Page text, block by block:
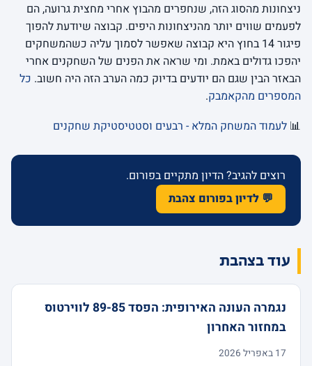
ניצחונות מהסוג הזה, שנחפרים מהבוץ אחרי מחצית גרועה, הם
לפעמים שווים יותר מהניצחונות היפים. קבוצה שיודעת להפוך
פיגור 14 בחוץ היא קבוצה שאפשר לסמוך עליה כשהמשחקים
יהפכו גדולים באמת. ומי שראה את הפנים של השחקנים אחרי
הבאזר הבין שגם הם יודעים בדיוק כמה הערב הזה היה חשוב. כל
המספרים מהקאמבק.
📊 לעמוד המשחק המלא - רבעים וסטטיסטיקת שחקנים
רוצים להגיב? הדיון מתקיים בפורום.
💬 לדיון בפורום צהבת
עוד בצהבת
נגמרה העונה האירופית: הפסד 89-85 לווירטוס
במחזור האחרון
17 באפריל 2026